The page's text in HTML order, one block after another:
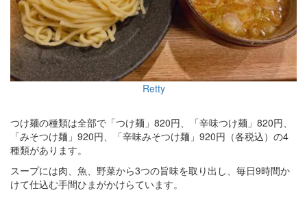
Retty
つけ麺の種類は全部で「つけ麺」820円、「辛味つけ麺」820円、
「みそつけ麺」920円、「辛味みそつけ麺」920円（各税込）の4
種類があります。
スープには肉、魚、野菜から3つの旨味を取り出し、毎日9時間か
けて仕込む手間ひまがかけらています。